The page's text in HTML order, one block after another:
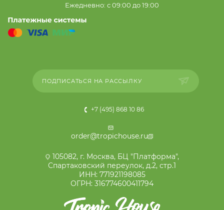
Ежедневно: с 09:00 до 19:00
ПОДПИСАТЬСЯ НА РАССЫЛКУ
+7 (495) 868 10 86
order@tropichouse.ru
105082, г. Москва, БЦ "Платформа",
Спартаковский переулок, д.2, стр.1
ИНН: 771921198085
ОГРН: 316774600411794